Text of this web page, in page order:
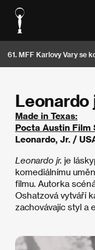
61. MFF Karlovy Vary se
Leonardo
Made in Texas:
Pocta Austin Film
Leonardo, Jr. /
Leonardo jr. je
komediálnímu
filmu. Autorka
Oshatzová vytváří
zachovávajíc styl a